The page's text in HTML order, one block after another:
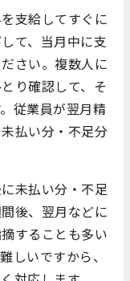
支給してすぐに
て、当月中に支
さい。複数人に
り確認して、そ
従業員が翌月精
払い分・不足分
未払い分・不足
後、翌月などに
することも多い
しいですから、